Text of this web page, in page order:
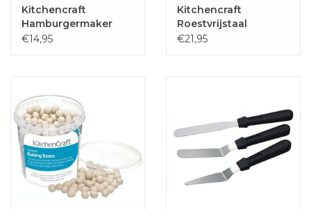
Kitchencraft
Hamburgermaker
Quarter Pounder
€14,95
Kitchencraft
Roestvrijstaal
wiegenmes met
€21,95